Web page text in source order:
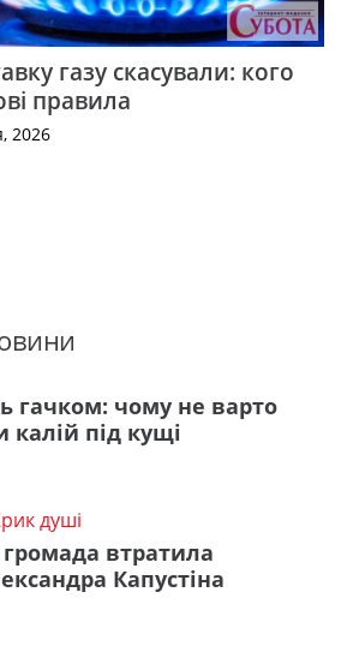
газу скасували: кого
правила
2026
гачком: чому не варто
калій під кущі
душі
громада втратила
Капустіна